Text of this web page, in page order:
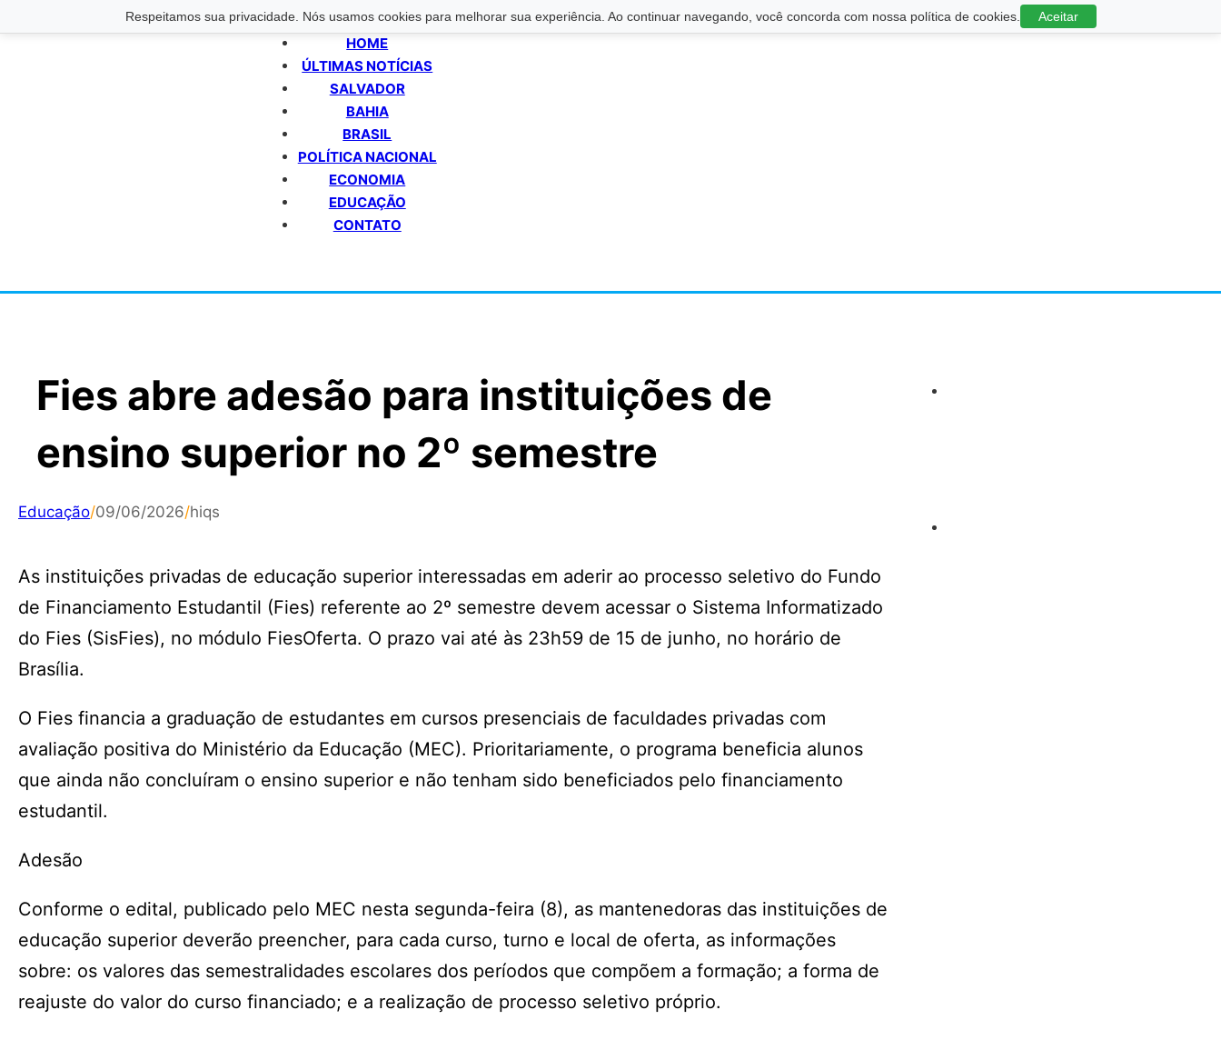
Respeitamos sua privacidade. Nós usamos cookies para melhorar sua experiência. Ao continuar navegando, você concorda com nossa política de cookies. Aceitar
HOME
ÚLTIMAS NOTÍCIAS
SALVADOR
BAHIA
BRASIL
POLÍTICA NACIONAL
ECONOMIA
EDUCAÇÃO
CONTATO
Fies abre adesão para instituições de
ensino superior no 2º semestre
Educação/09/06/2026/hiqs
As instituições privadas de educação superior interessadas em aderir ao processo seletivo do Fundo
de Financiamento Estudantil (Fies) referente ao 2º semestre devem acessar o Sistema Informatizado
do Fies (SisFies), no módulo FiesOferta. O prazo vai até às 23h59 de 15 de junho, no horário de
Brasília.
O Fies financia a graduação de estudantes em cursos presenciais de faculdades privadas com
avaliação positiva do Ministério da Educação (MEC). Prioritariamente, o programa beneficia alunos
que ainda não concluíram o ensino superior e não tenham sido beneficiados pelo financiamento
estudantil.
Adesão
Conforme o edital, publicado pelo MEC nesta segunda-feira (8), as mantenedoras das instituições de
educação superior deverão preencher, para cada curso, turno e local de oferta, as informações
sobre: os valores das semestralidades escolares dos períodos que compõem a formação; a forma de
reajuste do valor do curso financiado; e a realização de processo seletivo próprio.